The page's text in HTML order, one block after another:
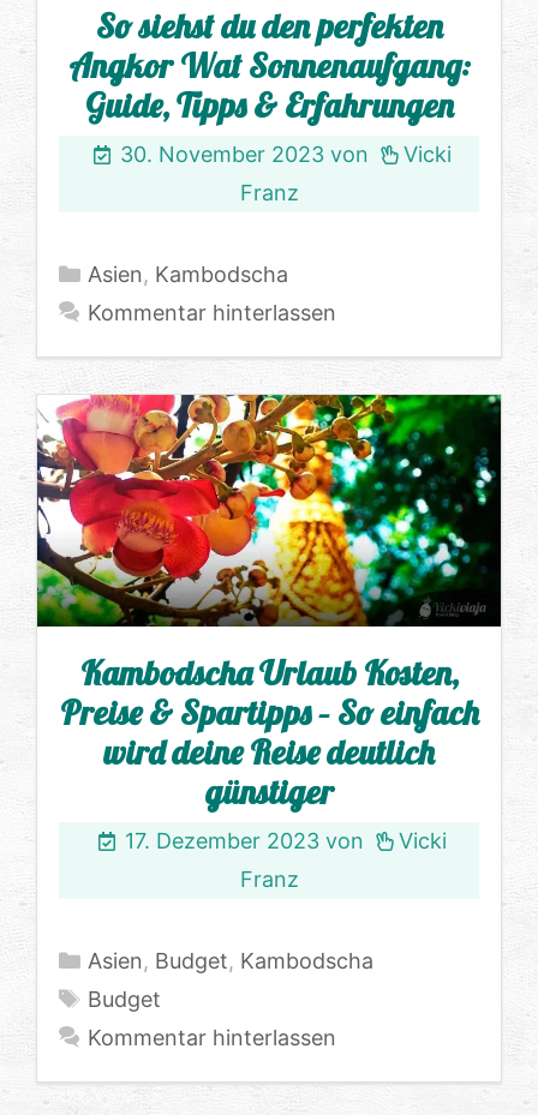
So siehst du den perfekten
Angkor Wat Sonnenaufgang:
Guide, Tipps & Erfahrungen
30. November 2023 von
Vicki
Franz
Kategorien
Asien, Kambodscha
Kommentar hinterlassen
Kambodscha Urlaub Kosten,
Preise & Spartipps – So einfach
wird deine Reise deutlich
günstiger
17. Dezember 2023 von
Vicki
Franz
Kategorien
Asien, Budget, Kambodscha
Schlagwörter
Budget
Kommentar hinterlassen